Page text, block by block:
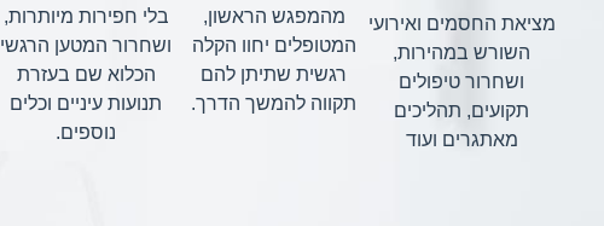
מציאת החסמים ואירועי
השורש במהירות,
ושחרור טיפולים
תקועים, תהליכים
מאתגרים ועוד
מהמפגש הראשון,
המטופלים יחוו הקלה
רגשית שתיתן להם
תקווה להמשך הדרך.
בלי חפירות מיותרות,
ושחרור המטען הרגשי
הכלוא שם בעזרת
תנועות עיניים וכלים
נוספים.